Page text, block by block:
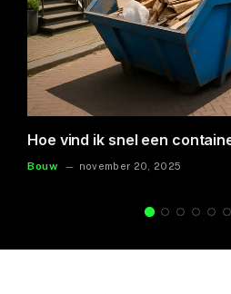
Hoe vind ik snel een
Bouw november 20, 2025